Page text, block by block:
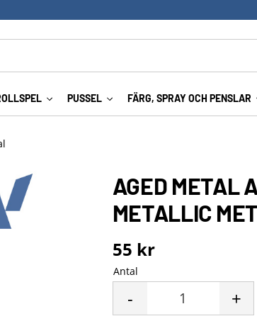
PUSSEL FÄRG, SPRAY OCH PENSLAR
AGED METAL
METALLIC
55 kr
Antal
+
-